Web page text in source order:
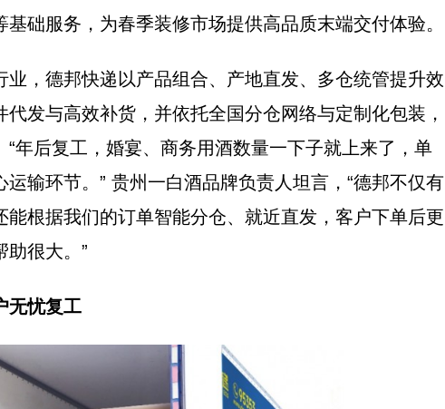
础服务，为春季装修市场提供高品质末端交付体验。
德邦快递以产品组合、产地直发、多仓统管提升效
发与高效补货，并依托全国分仓网络与定制化包装，
年后复工，婚宴、商务用酒数量一下子就上来了，单
输环节。” 贵州一白酒品牌负责人坦言，“德邦不仅有
根据我们的订单智能分仓、就近直发，客户下单后更
助很大。”
无忧复工